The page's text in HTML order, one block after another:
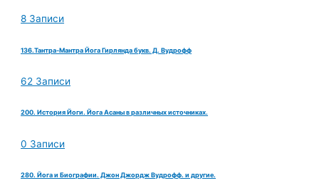
8 Записи
136.Тантра-Мантра Йога Гирлянда букв. Д. Вудрофф
62 Записи
200. История Йоги. Йога Асаны в различных источниках.
0 Записи
280. Йога и Биографии. Джон Джордж Вудрофф. и другие.